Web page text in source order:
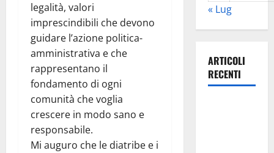
legalità, valori
imprescindibili che devono
guidare l’azione politica-
amministrativa e che
rappresentano il
fondamento di ogni
comunità che voglia
crescere in modo sano e
responsabile.
Mi auguro che le diatribe e i
« Lug
ARTICOLI
RECENTI